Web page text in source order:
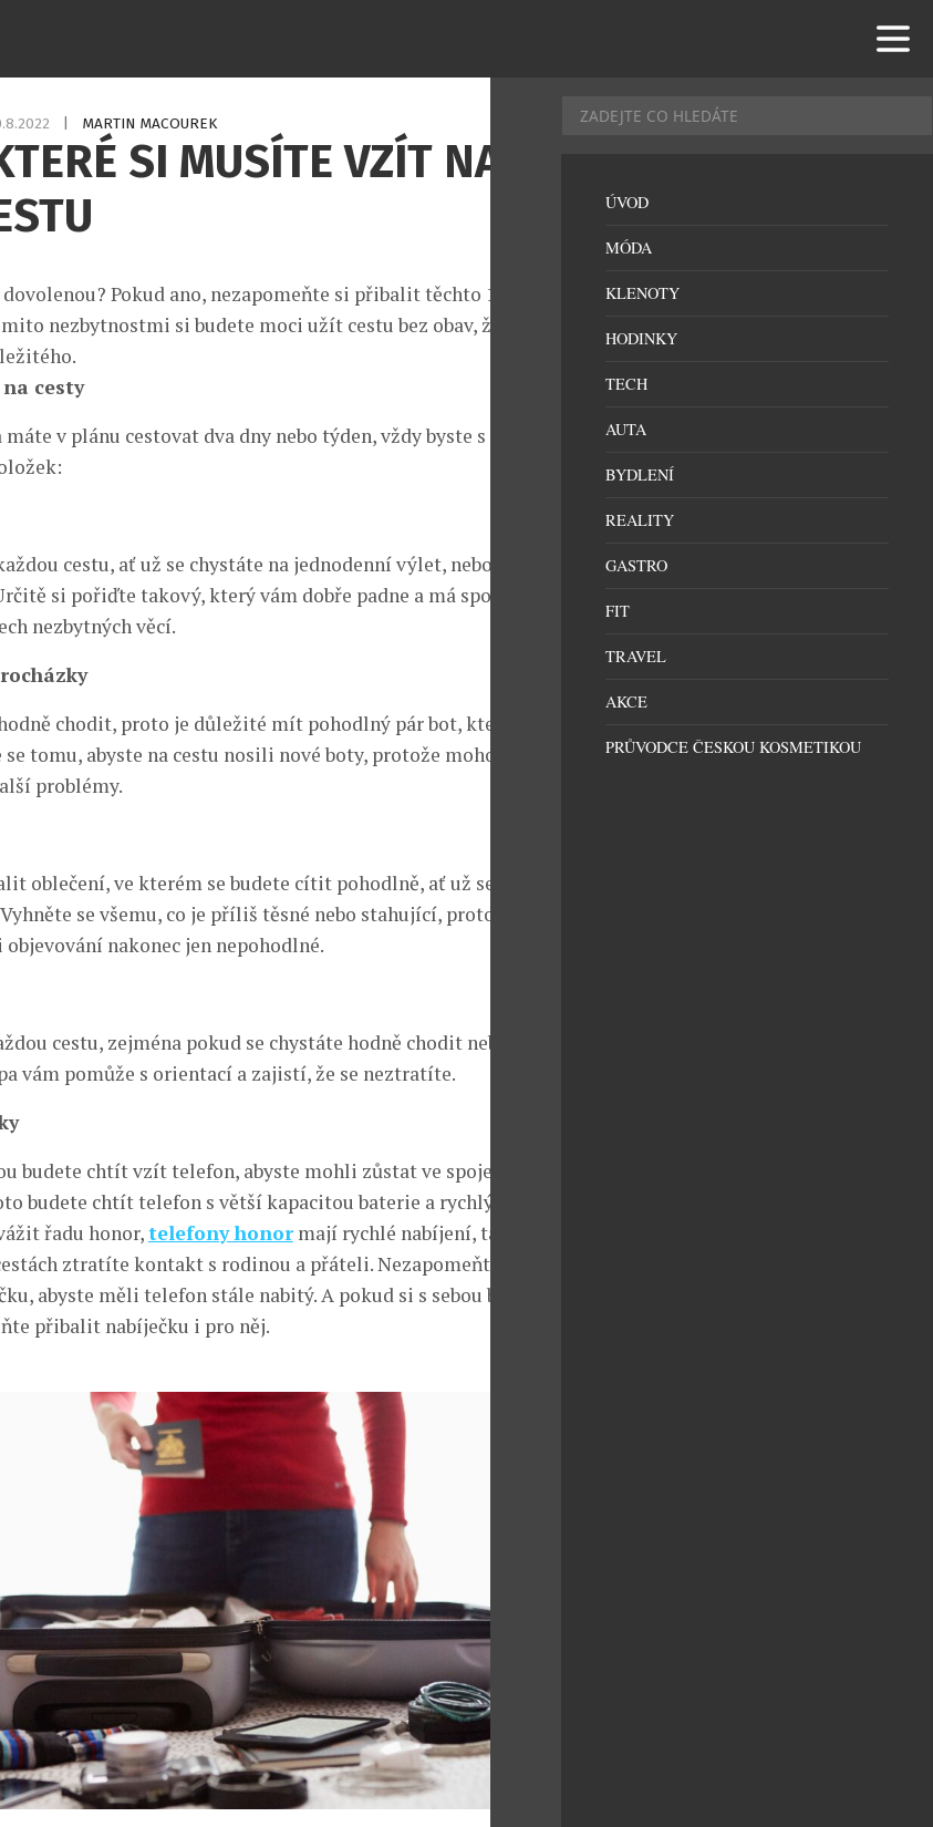
MARTIN MACOUREK
SI MUSÍTE VZÍT NA
Pokud ano, nezapomeňte si přibalit těchto 12
nezbytnostmi si budete moci užít cestu bez obav, že
cesty
v plánu cestovat dva dny nebo týden, vždy byste s sebou
cestu, ať už se chystáte na jednodenní výlet, nebo na
si pořiďte takový, který vám dobře padne a má spoustu
nezbytných věcí.
chodit, proto je důležité mít pohodlný pár bot, který vaše
tomu, abyste na cestu nosili nové boty, protože mohou často
problémy.
oblečení, ve kterém se budete cítit pohodlně, ať už se jedná
se všemu, co je příliš těsné nebo stahující, protože to
nakonec jen nepohodlné.
cestu, zejména pokud se chystáte hodně chodit nebo
vám pomůže s orientací a zajistí, že se neztratíte.
budete chtít vzít telefon, abyste mohli zůstat ve spojení s
budete chtít telefon s větší kapacitou baterie a rychlým
řadu honor,telefony honormají rychlé nabíjení, takže se
ztratíte kontakt s rodinou a přáteli. Nezapomeňte si s
abyste měli telefon stále nabitý. A pokud si s sebou berete
přibalit nabíječku i pro něj.
ÚVOD
MÓDA
KLENOTY
HODINKY
TECH
AUTA
BYDLENÍ
REALITY
GASTRO
FIT
TRAVEL
AKCE
PRŮVODCE ČESKOU KOSMETIKOU